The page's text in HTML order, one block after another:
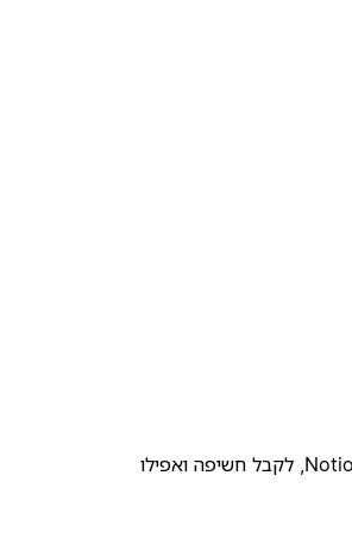
להעלות את התבנית שלכם לגלריית התבניות של Notion, לקבל חשיפה ואפילו